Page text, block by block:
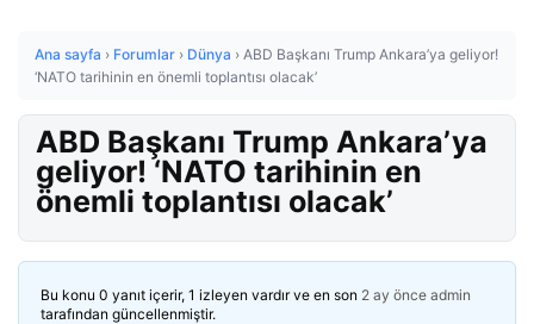
Ana sayfa › Forumlar › Dünya › ABD Başkanı Trump Ankara’ya geliyor!
‘NATO tarihinin en önemli toplantısı olacak’
ABD Başkanı Trump Ankara’ya
geliyor! ‘NATO tarihinin en
önemli toplantısı olacak’
Bu konu 0 yanıt içerir, 1 izleyen vardır ve en son 2 ay önce admin
tarafından güncellenmiştir.